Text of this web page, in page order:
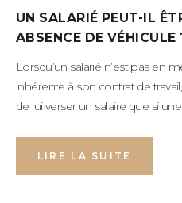
UN SALARIÉ PEUT-IL
ABSENCE DE VÉHICULE
Lorsqu’un salarié n’est pas en
inhérente à son contrat de
de lui verser un salaire que si
LIRE LA SUITE